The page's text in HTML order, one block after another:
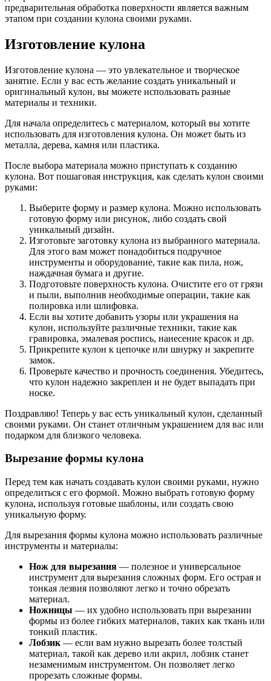
предварительная обработка поверхности является важным
этапом при создании кулона своими руками.
Изготовление кулона
Изготовление кулона — это увлекательное и творческое
занятие. Если у вас есть желание создать уникальный и
оригинальный кулон, вы можете использовать разные
материалы и техники.
Для начала определитесь с материалом, который вы хотите
использовать для изготовления кулона. Он может быть из
металла, дерева, камня или пластика.
После выбора материала можно приступать к созданию
кулона. Вот пошаговая инструкция, как сделать кулон своими
руками:
Выберите форму и размер кулона. Можно использовать
готовую форму или рисунок, либо создать свой
уникальный дизайн.
Изготовьте заготовку кулона из выбранного материала.
Для этого вам может понадобиться подручное
инструменты и оборудование, такие как пила, нож,
наждачная бумага и другие.
Подготовьте поверхность кулона. Очистите его от грязи
и пыли, выполнив необходимые операции, такие как
полировка или шлифовка.
Если вы хотите добавить узоры или украшения на
кулон, используйте различные техники, такие как
гравировка, эмалевая роспись, нанесение красок и др.
Прикрепите кулон к цепочке или шнурку и закрепите
замок.
Проверьте качество и прочность соединения. Убедитесь,
что кулон надежно закреплен и не будет выпадать при
носке.
Поздравляю! Теперь у вас есть уникальный кулон, сделанный
своими руками. Он станет отличным украшением для вас или
подарком для близкого человека.
Вырезание формы кулона
Перед тем как начать создавать кулон своими руками, нужно
определиться с его формой. Можно выбрать готовую форму
кулона, используя готовые шаблоны, или создать свою
уникальную форму.
Для вырезания формы кулона можно использовать различные
инструменты и материалы:
Нож для вырезания — полезное и универсальное
инструмент для вырезания сложных форм. Его острая и
тонкая лезвия позволяют легко и точно обрезать
материал.
Ножницы — их удобно использовать при вырезании
формы из более гибких материалов, таких как ткань или
тонкий пластик.
Лобзик — если вам нужно вырезать более толстый
материал, такой как дерево или акрил, лобзик станет
незаменимым инструментом. Он позволяет легко
прорезать сложные формы.